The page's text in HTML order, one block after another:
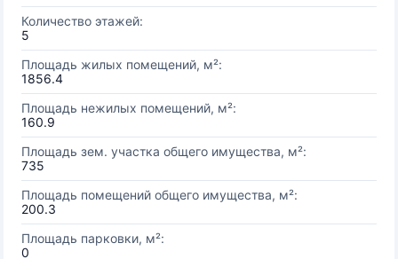
Количество этажей:
5
Площадь жилых помещений, м²:
1856.4
Площадь нежилых помещений, м²:
160.9
Площадь зем. участка общего имущества, м²:
735
Площадь помещений общего имущества, м²:
200.3
Площадь парковки, м²:
0